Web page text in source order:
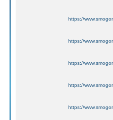
https://
https://
https://
https://
https://